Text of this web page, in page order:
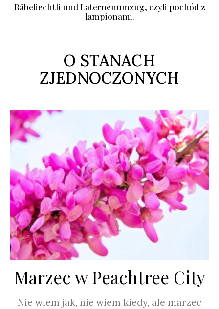
Räbeliechtli und Laternenumzug, czyli pochód z
lampionami.
O STANACH
ZJEDNOCZONYCH
Marzec w Peachtree City
Nie wiem jak, nie wiem kiedy, ale marzec